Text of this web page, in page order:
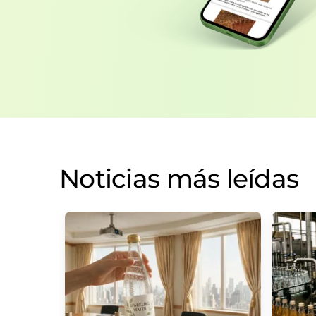
Noticias más leídas